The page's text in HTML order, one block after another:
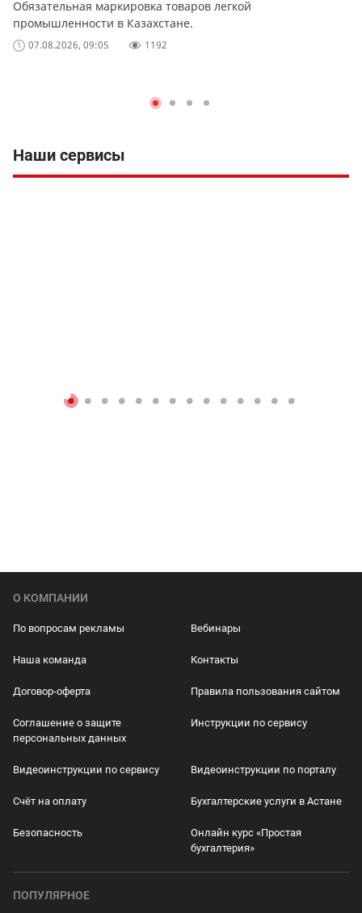
Обязательная маркировка товаров легкой
промышленности в Казахстане.
07.08.2026, 09:05 1192
Наши сервисы
О КОМПАНИИ
По вопросам рекламы Вебинары
Наша команда Контакты
Договор-оферта Правила пользования сайтом
Соглашение о защите
персональных данных
Инструкции по сервису
Видеоинструкции по сервису Видеоинструкции по порталу
Счёт на оплату Бухгалтерские услуги в Астане
Безопасность
Онлайн курс «Простая
бухгалтерия»
ПОПУЛЯРНОЕ